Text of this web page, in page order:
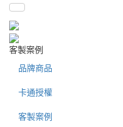
客製案例
品牌商品
卡通授權
客製案例